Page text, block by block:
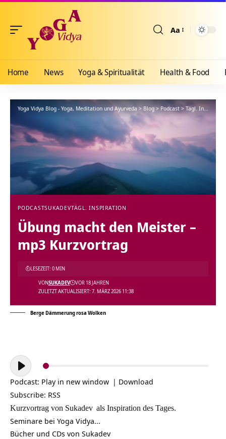
Aa
Home News Yoga & Spiritualität Health & Food
Yoga Vidya Blog - Yoga, Meditation und Ayurveda>Blog>Podcast > Tägl. Inspiration
PODCASTSUKADEVTÄGL. INSPIRATION
Übung macht den Meister –
mp3 Kurzvortrag
ZULETZT AKTUALISIERT: 7. MÄRZ 2026 11:38
VONSUKADEV VOR 18 JAHREN
LESEZEIT: 0 MIN
Berge Dämmerung rosa Wolken
Audio-
Player
Podcast: Play in new window | Download
Subscribe: RSS
Kurzvortrag von Sukadev als Inspiration des Tages.
Seminare bei Yoga Vidya…
Bücher und CDs von Sukadev